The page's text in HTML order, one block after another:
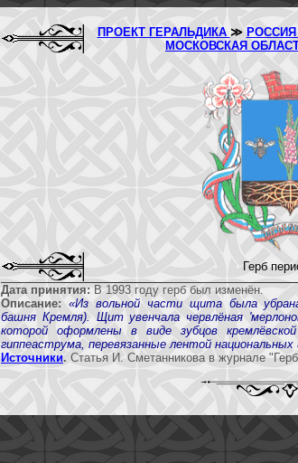
ПРОЕКТ ГЕРАЛЬДИКА ≫
МОСКОВСКАЯ
Герб
Дата принятия: В 1993 году герб был изменён.
Описание: «Из вольной части щита была
башня Кремля). Щит увенчала червлёная
которой оформлены в виде зубцов
гиппеаструма, перевязанные лентой национальных
Источники. Статья И. Сметанникова в журнале